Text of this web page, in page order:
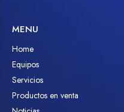
MENU
Home
Equipos
Servicios
Productos en venta